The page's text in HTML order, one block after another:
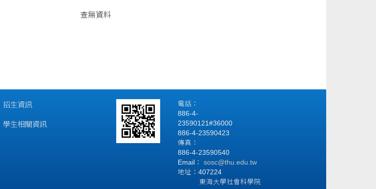
查無資料
招生資訊
學生相關資訊
電話：
886-4-
23590121#36000
886-4-23590423
傳真：
886-4-23590540
Email：
sosc@thu.edu.tw
地址：407224
東海大學社會科學院